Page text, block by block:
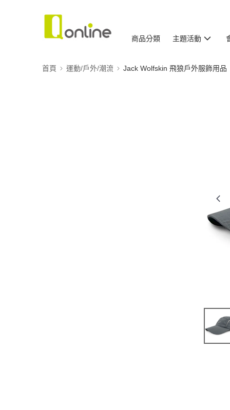
商品分類 主題活動
首頁 運動/戶外/潮流 Jack Wolfskin 飛狼戶外服飾用品